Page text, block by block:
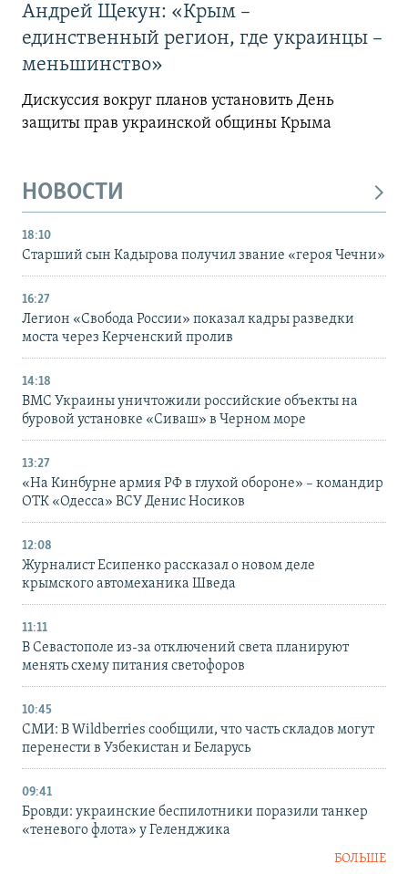
Андрей Щекун: «Крым –
единственный регион, где украинцы –
меньшинство»
Дискуссия вокруг планов установить День
защиты прав украинской общины Крыма
НОВОСТИ
18:10
Старший сын Кадырова получил звание «героя Чечни»
16:27
Легион «Свобода России» показал кадры разведки
моста через Керченский пролив
14:18
ВМС Украины уничтожили российские объекты на
буровой установке «Сиваш» в Черном море
13:27
«На Кинбурне армия РФ в глухой обороне» – командир
ОТК «Одесса» ВСУ Денис Носиков
12:08
Журналист Есипенко рассказал о новом деле
крымского автомеханика Шведа
11:11
В Севастополе из-за отключений света планируют
менять схему питания светофоров
10:45
СМИ: В Wildberries сообщили, что часть складов могут
перенести в Узбекистан и Беларусь
09:41
Бровди: украинские беспилотники поразили танкер
«теневого флота» у Геленджика
БОЛЬШЕ